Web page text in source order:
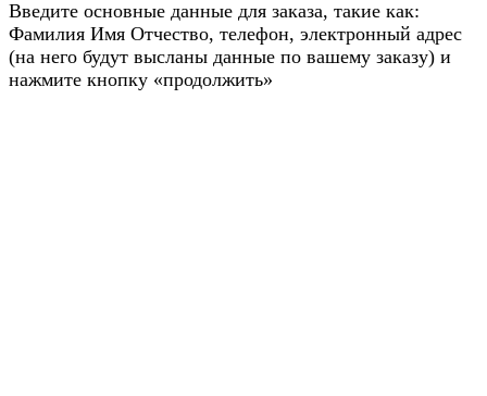
Введите основные данные для заказа, такие как:
Фамилия Имя Отчество, телефон, электронный адрес
(на него будут высланы данные по вашему заказу) и
нажмите кнопку «продолжить»